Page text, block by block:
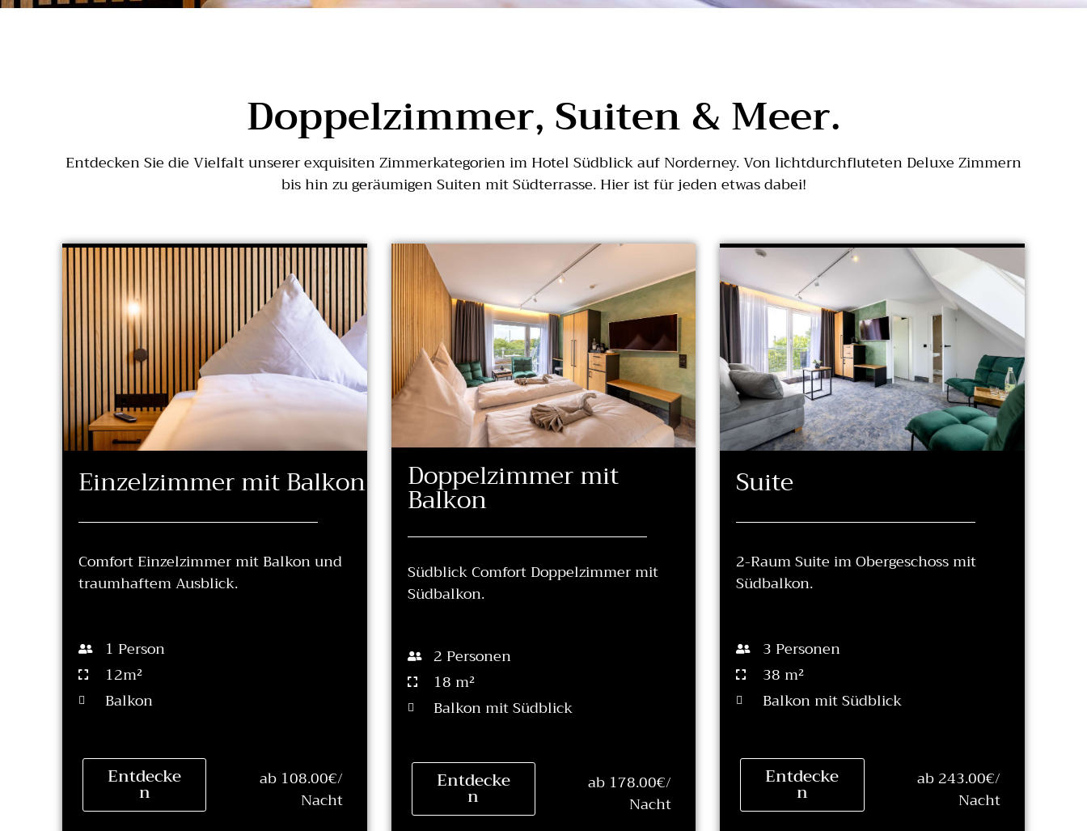
Doppelzimmer, Suiten & Meer.
Entdecken Sie die Vielfalt unserer exquisiten Zimmerkategorien im Hotel Südblick auf Norderney. Von lichtdurchfluteten Deluxe Zimmern
bis hin zu geräumigen Suiten mit Südterrasse. Hier ist für jeden etwas dabei!
Einzelzimmer mit Balkon
Comfort Einzelzimmer mit Balkon und
traumhaftem Ausblick.
1 Person
12m²
Balkon
Entdecke
n
ab 108.00€/
Nacht
Doppelzimmer mit
Balkon
Südblick Comfort Doppelzimmer mit
Südbalkon.
2 Personen
18 m²
Balkon mit Südblick
Entdecke
n
ab 178.00€/
Nacht
Suite
2-Raum Suite im Obergeschoss mit
Südbalkon.
3 Personen
38 m²
Balkon mit Südblick
Entdecke
n
ab 243.00€/
Nacht